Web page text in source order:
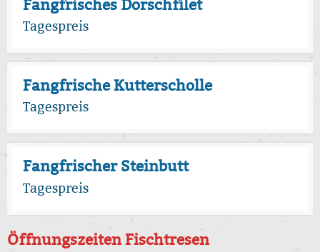
Fangfrisches Dorschfilet
Tagespreis
Fangfrische Kutterscholle
Tagespreis
Fangfrischer Steinbutt
Tagespreis
Öffnungszeiten Fischtresen